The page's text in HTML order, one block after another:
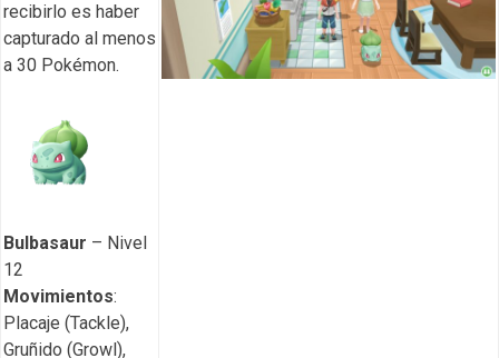
recibirlo es haber
capturado al menos
a 30 Pokémon.
Bulbasaur – Nivel
12
Movimientos:
Placaje (Tackle),
Gruñido (Growl),